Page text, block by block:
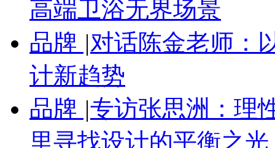
高端卫浴无界场景
品牌 |对话陈金老师：
计新趋势
品牌 |专访张思洲：理
里寻找设计的平衡之光